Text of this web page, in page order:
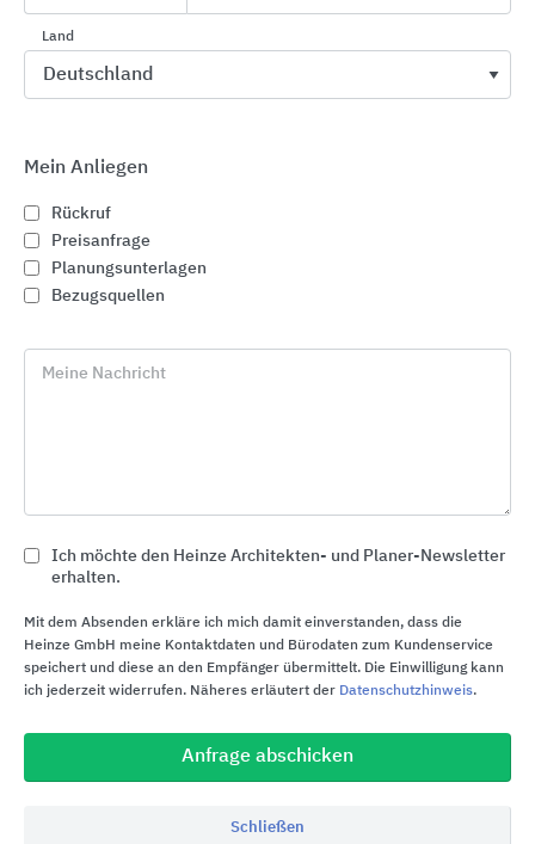
Dächer klimafit
27.05.2026
Wenn Architektur das Alpenpanorama
Dieses Gründach überzeugt: nachhaltig und technisch wie
Land
Mein Anliegen
Rückruf
Preisanfrage
Planungsunterlagen
Bezugsquellen
Meine Nachricht
Ich möchte den Heinze Architekten- und Planer-Newsletter
erhalten.
Mit dem Absenden erkläre ich mich damit einverstanden, dass die
Heinze GmbH meine Kontaktdaten und Bürodaten zum Kundenservice
speichert und diese an den Empfänger übermittelt. Die Einwilligung kann
ich jederzeit widerrufen. Näheres erläutert der Datenschutzhinweis.
Anfrage abschicken
Schließen